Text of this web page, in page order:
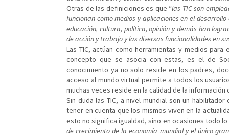
Otras de las definiciones es que “las TIC son
funcionan como medios y aplicaciones en el
educación, cultura, política, opinión y demás han
de acción y trabajo y las diversas funcionalidades en
Las TIC, actúan como herramientas y medios
concepto que se asocia con estas, es el de
conocimiento ya no solo reside en los padres,
acceso al mundo virtual permite a todos los
muchas veces reside en la calidad de la información
Sin duda las TIC, a nivel mundial son un
tener en cuenta que los mismos viven en la
esto no significa igualdad, sino en ocasiones todo
de crecimiento de la economía mundial y el único